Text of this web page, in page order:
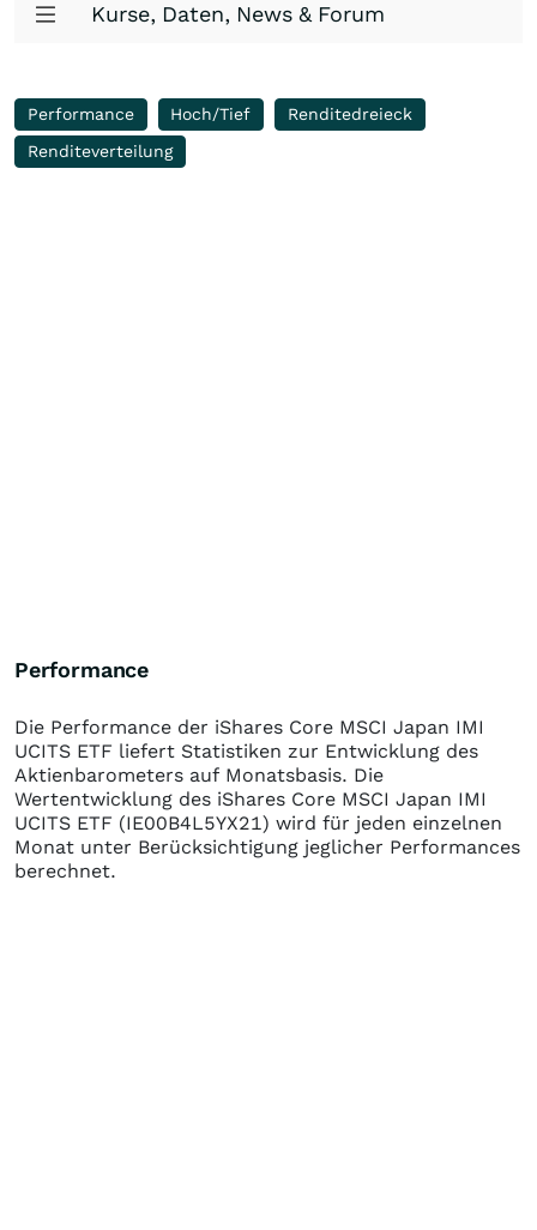
Kurse, Daten, News & Forum
Performance Hoch/Tief
Renditedreieck
Renditeverteilung
Performance
Die Performance der iShares Core MSCI Japan IMI
UCITS ETF liefert Statistiken zur Entwicklung des
Aktienbarometers auf Monatsbasis. Die
Wertentwicklung des iShares Core MSCI Japan IMI
UCITS ETF (IE00B4L5YX21) wird für jeden einzelnen
Monat unter Berücksichtigung jeglicher Performances
berechnet.